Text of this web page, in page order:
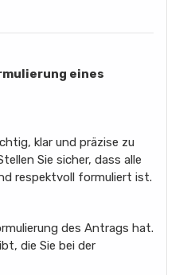
eines
klar und präzise zu
Sie sicher, dass alle
respektvoll formuliert ist.
des Antrags hat.
die Sie bei der